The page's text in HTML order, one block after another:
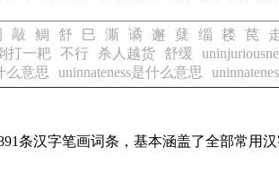
敲 鲷 舒 巳 澌 谲 邂 蘖 缁 耧 苠
打一耙 不行 杀人越货 舒缓
么意思
uninnateness是什么意思
条汉字笔画词条，基本涵盖了全部常用